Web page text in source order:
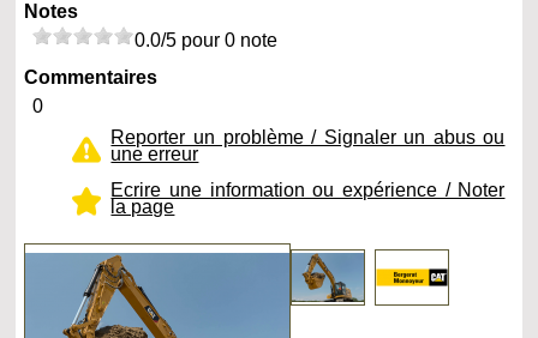
Notes
0.0/5 pour 0 note
Commentaires
0
Reporter un problème / Signaler un abus ou
une erreur
Ecrire une information ou expérience / Noter
la page